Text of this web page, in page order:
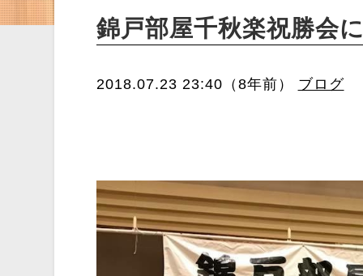
錦戸部屋千秋楽祝勝会
2018.07.23 23:40（8年前） ブログ